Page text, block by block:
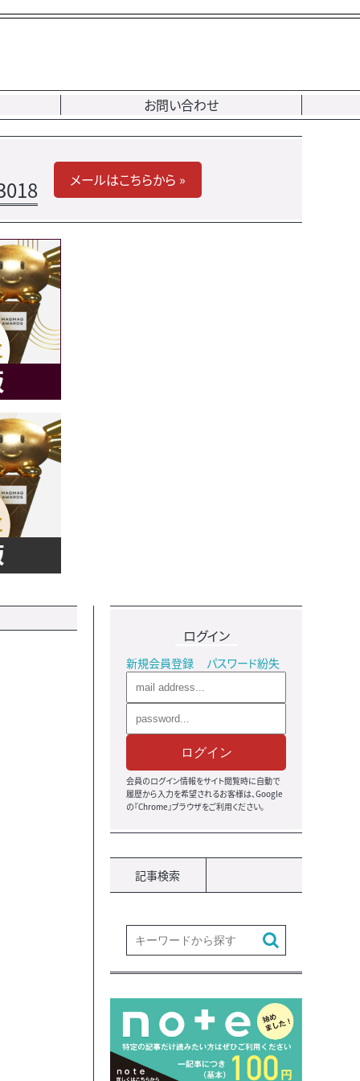
お問い合わせ
メールはこちらから »
ログイン
新規会員登録 パスワード紛失
ログイン
会員のログイン情報をサイト閲覧時に自動で
履歴から入力を希望されるお客様は、Google
の『Chrome』ブラウザをご利用ください。
記事検索